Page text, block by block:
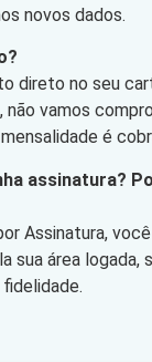
novos dados.
direto no seu
não vamos
é
assinatura?
Assinatura,
sua área logada,